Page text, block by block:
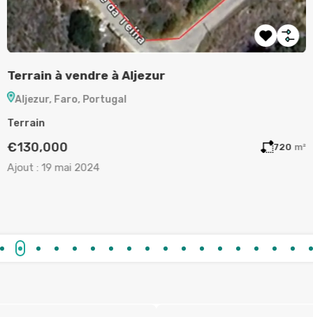
Terrain à vendre à Aljezur
Aljezur, Faro, Portugal
Terrain
€130,000 720 m²
Ajout : 19 mai 2024